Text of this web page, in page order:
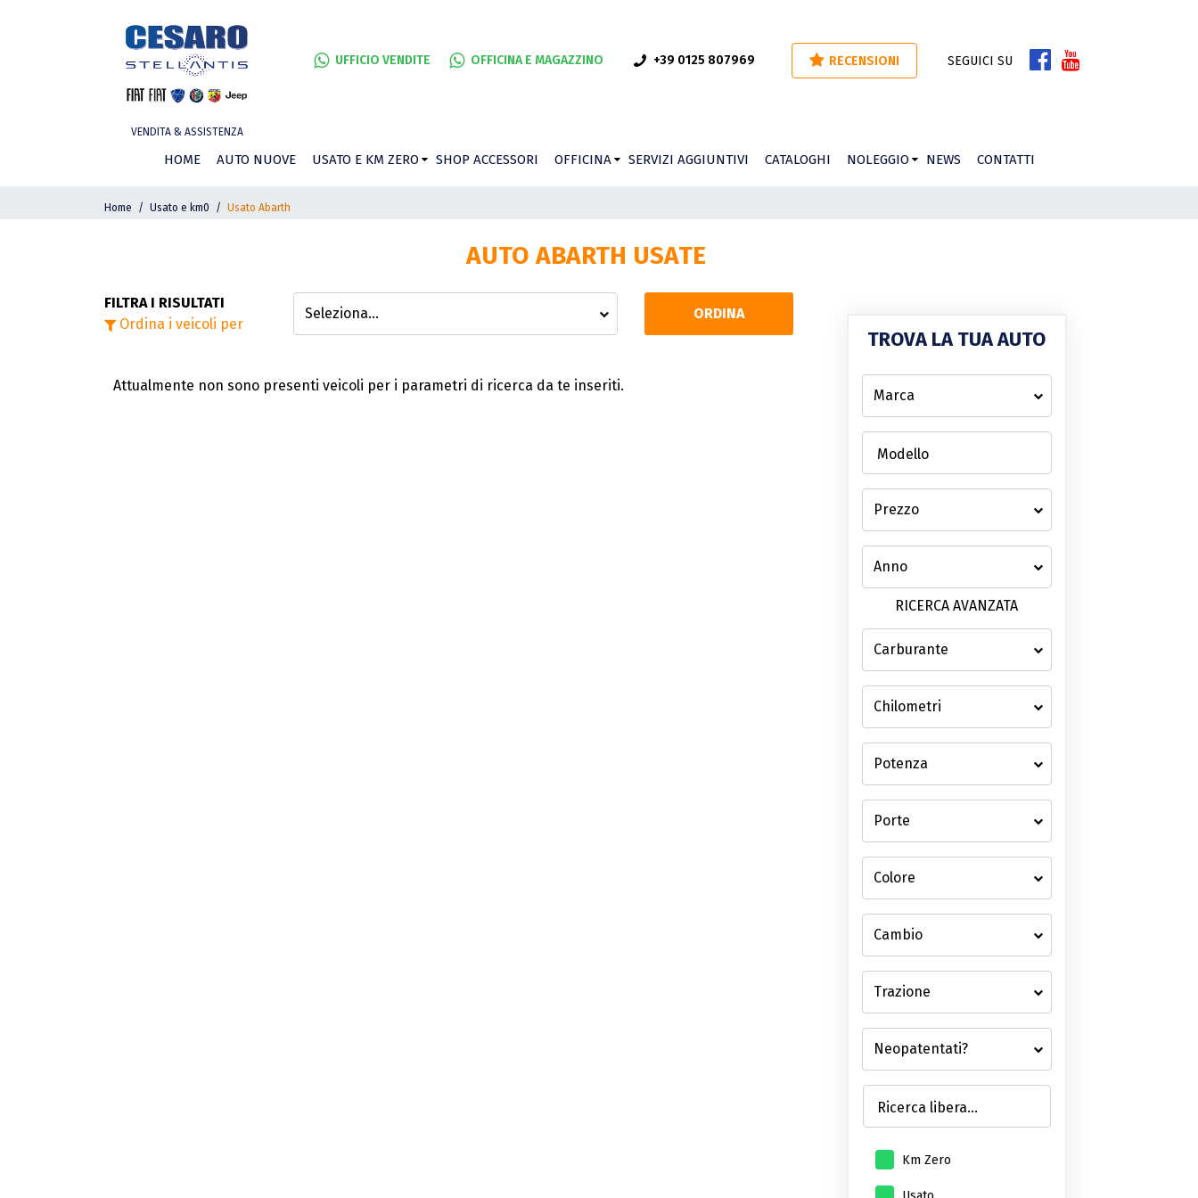
VENDITA & ASSISTENZA
UFFICIO VENDITE OFFICINA E MAGAZZINO +39 0125 807969 RECENSIONI SEGUICI SU
HOME AUTO NUOVE USATO E KM ZERO SHOP ACCESSORI OFFICINA SERVIZI AGGIUNTIVI CATALOGHI NOLEGGIO NEWS CONTATTI
Home Usato e km0 Usato Abarth
AUTO ABARTH USATE
FILTRA I RISULTATI
Ordina i veicoli per
ORDINA
Attualmente non sono presenti veicoli per i parametri di ricerca da te inseriti.
TROVA LA TUA AUTO
Modello
RICERCA AVANZATA
Ricerca libera...
Km Zero